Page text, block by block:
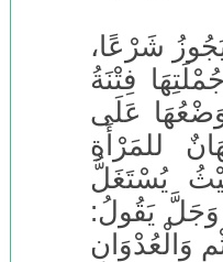
شَرْعًا،
فِتْنَةُ
عَلَى
للمَرْأَةِ
يُسْتَغَلُّ
وَجَلَّ يَقُولُ: